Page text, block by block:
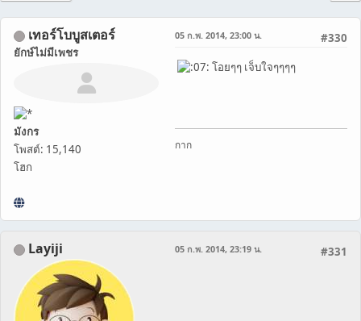
เทอร์โบบูสเตอร์
ยักษ์ไม่มีเพชร
มังกร
โพสต์: 15,140
โฮก
#330
05 ก.พ. 2014, 23:00 น.
โอยๆๆ เจ็บใจๆๆๆๆ
กาก
Layiji #331
05 ก.พ. 2014, 23:19 น.